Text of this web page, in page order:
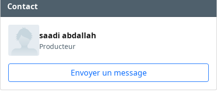
Contact
saadi abdallah
Producteur
Envoyer un message